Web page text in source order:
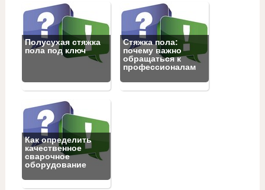
Полусухая стяжка
пола под ключ
Стяжка пола:
почему важно
обращаться к
профессионалам
Как определить
качественное
сварочное
оборудование